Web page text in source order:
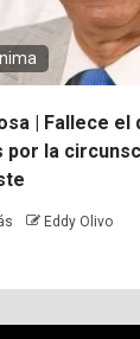
| Fallece el
por la
Eddy Olivo